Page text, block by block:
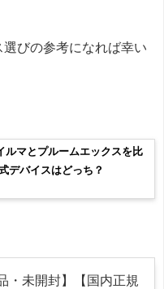
びの参考になれば幸い
ルマとプルームエックスを比
デバイスはどっち？
・未開封】【国内正規